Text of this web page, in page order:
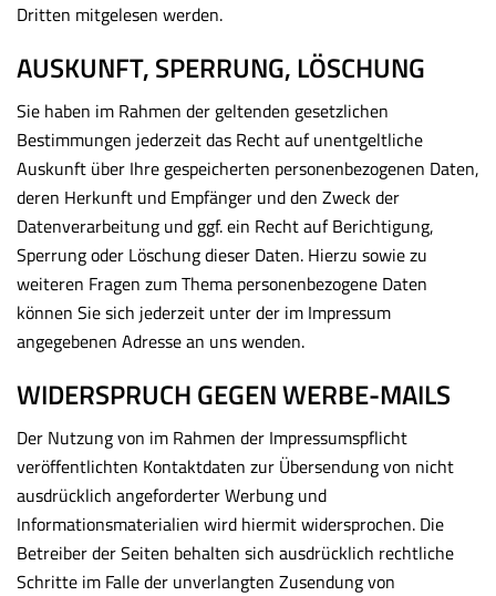
Dritten mitgelesen werden.
AUSKUNFT, SPERRUNG, LÖSCHUNG
Sie haben im Rahmen der geltenden gesetzlichen
Bestimmungen jederzeit das Recht auf unentgeltliche
Auskunft über Ihre gespeicherten personenbezogenen Daten,
deren Herkunft und Empfänger und den Zweck der
Datenverarbeitung und ggf. ein Recht auf Berichtigung,
Sperrung oder Löschung dieser Daten. Hierzu sowie zu
weiteren Fragen zum Thema personenbezogene Daten
können Sie sich jederzeit unter der im Impressum
angegebenen Adresse an uns wenden.
WIDERSPRUCH GEGEN WERBE-MAILS
Der Nutzung von im Rahmen der Impressumspflicht
veröffentlichten Kontaktdaten zur Übersendung von nicht
ausdrücklich angeforderter Werbung und
Informationsmaterialien wird hiermit widersprochen. Die
Betreiber der Seiten behalten sich ausdrücklich rechtliche
Schritte im Falle der unverlangten Zusendung von